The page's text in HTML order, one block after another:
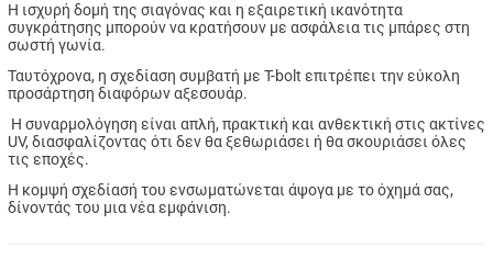
Η ισχυρή δομή της σιαγόνας και η εξαιρετική ικανότητα
συγκράτησης μπορούν να κρατήσουν με ασφάλεια τις μπάρες στη
σωστή γωνία.
Ταυτόχρονα, η σχεδίαση συμβατή με T-bolt επιτρέπει την εύκολη
προσάρτηση διαφόρων αξεσουάρ.
Η συναρμολόγηση είναι απλή, πρακτική και ανθεκτική στις ακτίνες
UV, διασφαλίζοντας ότι δεν θα ξεθωριάσει ή θα σκουριάσει όλες
τις εποχές.
Η κομψή σχεδίασή του ενσωματώνεται άψογα με το όχημά σας,
δίνοντάς του μια νέα εμφάνιση.